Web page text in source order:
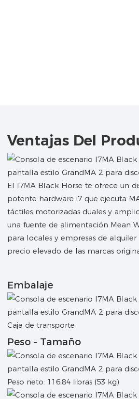
Ventajas Del
El I7MA Black Horse te ofrece un
potente hardware i7 que ejecuta
táctiles motorizadas duales y
una fuente de alimentación Mean
para locales y empresas de
precio elevado de las marcas
Embalaje
Caja de transporte
Peso - Tamaño
Peso neto: 116,84 libras (53 kg)